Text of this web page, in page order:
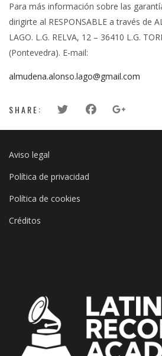
Para más información sobre las
dirigirte al RESPONSABLE a través de
LAGO. L.G. RELVA, 12 – 36410 L.G.
(Pontevedra). E-mail:
almudena.alonso.lago@gmail.com
SHARE:
Aviso legal
Política de privacidad
Política de cookies
Créditos